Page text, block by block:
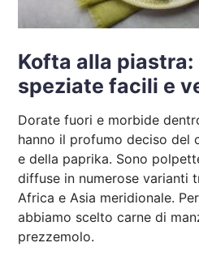
Kofta alla
speziate facili e
Dorate fuori e morbide
hanno il profumo deciso del
e della paprika. Sono
diffuse in numerose varianti
Africa e Asia meridionale.
abbiamo scelto carne di
prezzemolo.